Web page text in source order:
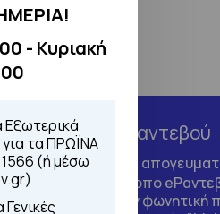
- Κυριακή
Εξωτερικά
για τα ΠΡΩΪΝΑ
1566 (ή μέσω
Τηλέφωνα για Ραντεβού
Για τα πρωινά και τα
Από τον ιστότοπο
Καλώντας στην φωνητική